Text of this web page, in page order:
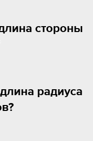
стороны
радиуса